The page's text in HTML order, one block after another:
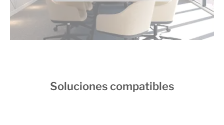
Soluciones compatibles